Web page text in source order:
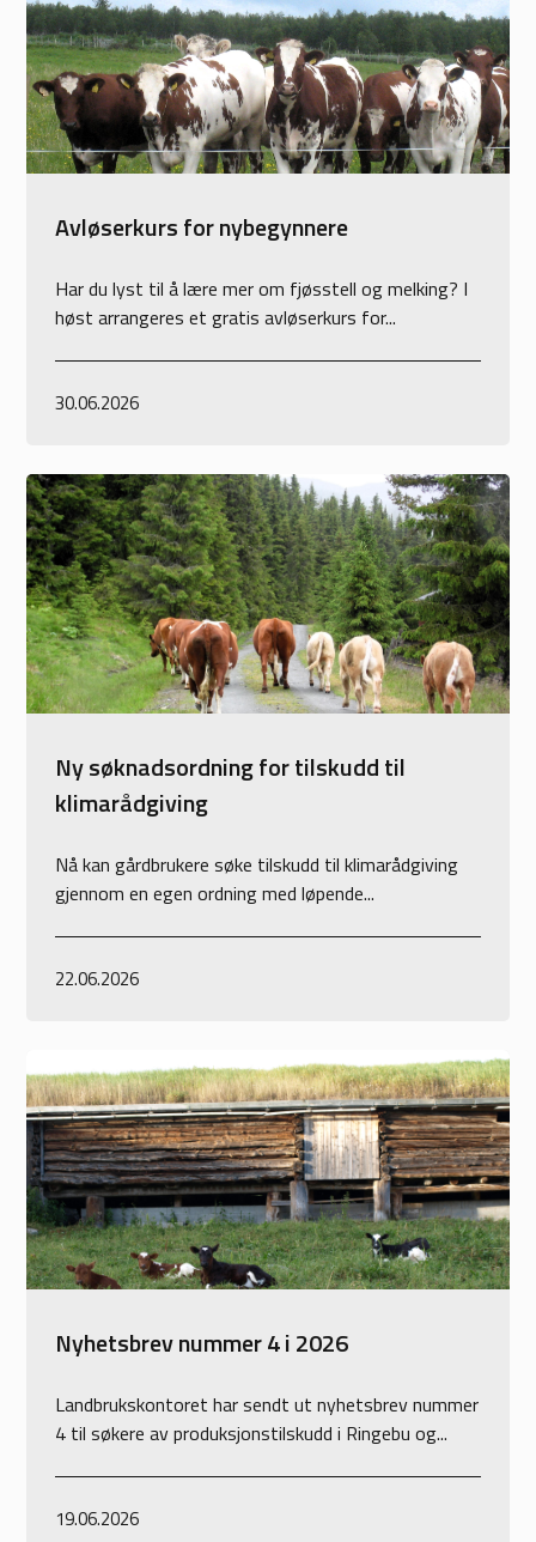
30.06.2026
Avløserkurs for nybegynnere
Har du lyst til å lære mer om fjøsstell og melking? I
høst arrangeres et gratis avløserkurs for...
22.06.2026
Ny søknadsordning for tilskudd til
klimarådgiving
Nå kan gårdbrukere søke tilskudd til klimarådgiving
gjennom en egen ordning med løpende...
19.06.2026
Nyhetsbrev nummer 4 i 2026
Landbrukskontoret har sendt ut nyhetsbrev nummer
4 til søkere av produksjonstilskudd i Ringebu og...